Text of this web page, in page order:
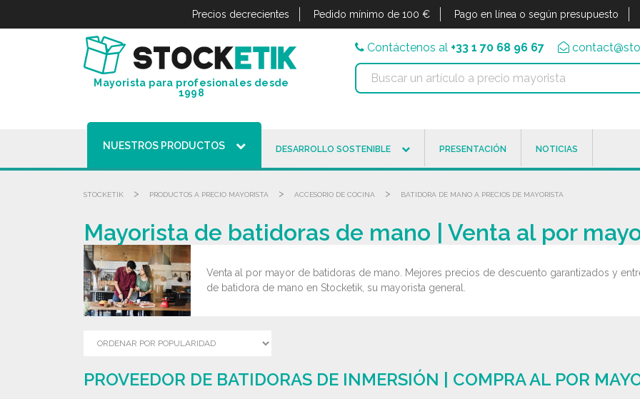
Precios decrecientes Pedido mínimo de 100 € Pago en línea o según presupuesto
Mayorista para profesionales desde
1998
Contáctenos al +33 1 70 68 96 67
NUESTROS PRODUCTOS DESARROLLO SOSTENIBLE PRESENTACIÓN NOTICIAS
STOCKETIK > PRODUCTOS A PRECIO MAYORISTA > ACCESORIO DE COCINA > BATIDORA DE MANO A PRECIOS DE MAYORISTA
Mayorista de batidoras de mano | Venta al por
Venta al por mayor de batidoras de mano. Mejores precios de descuento garantizados y
de batidora de mano en Stocketik, su mayorista general.
PROVEEDOR DE BATIDORAS DE INMERSIÓN | COMPRA AL POR